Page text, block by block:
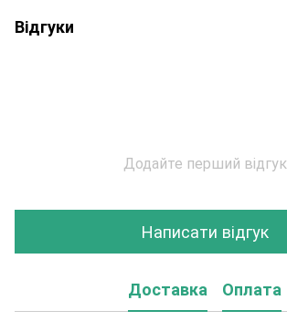
Відгуки
Додайте перший відгук
Написати відгук
Доставка Оплата